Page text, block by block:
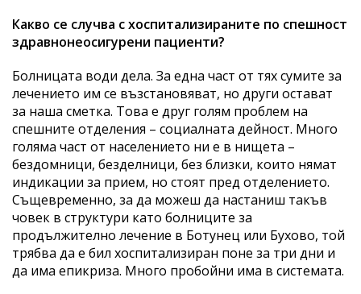
Какво се случва с хоспитализираните по спешност
здравнонеосигурени пациенти?
Болницата води дела. За една част от тях сумите за
лечението им се възстановяват, но други остават
за наша сметка. Това е друг голям проблем на
спешните отделения – социалната дейност. Много
голяма част от населението ни е в нищета –
бездомници, безделници, без близки, които нямат
индикации за прием, но стоят пред отделението.
Същевременно, за да можеш да настаниш такъв
човек в структури като болниците за
продължително лечение в Ботунец или Бухово, той
трябва да е бил хоспитализиран поне за три дни и
да има епикриза. Много пробойни има в системата.